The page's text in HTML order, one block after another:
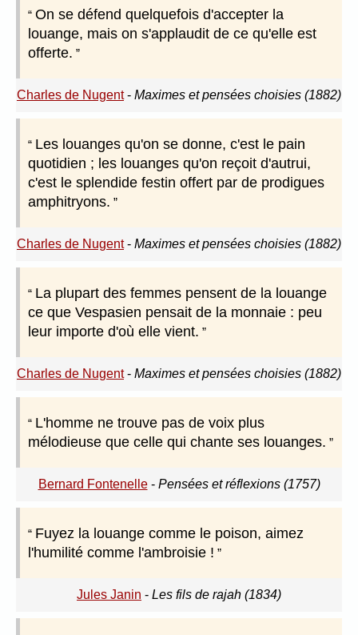
On se défend quelquefois d'accepter la
louange, mais on s'applaudit de ce qu'elle est
offerte.
Charles de Nugent- Maximes et pensées choisies (1882)
Les louanges qu'on se donne, c'est le pain
quotidien ; les louanges qu'on reçoit d'autrui,
c'est le splendide festin offert par de prodigues
amphitryons.
Charles de Nugent- Maximes et pensées choisies (1882)
La plupart des femmes pensent de la louange
ce que Vespasien pensait de la monnaie : peu
leur importe d'où elle vient.
Charles de Nugent- Maximes et pensées choisies (1882)
L'homme ne trouve pas de voix plus
mélodieuse que celle qui chante ses louanges.
Bernard Fontenelle- Pensées et réflexions (1757)
Fuyez la louange comme le poison, aimez
l'humilité comme l'ambroisie !
Jules Janin - Les fils de rajah (1834)